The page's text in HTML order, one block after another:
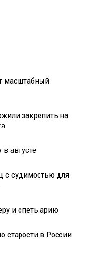
масштабный
закрепить на
августе
с судимостью для
и спеть арию
старости в России